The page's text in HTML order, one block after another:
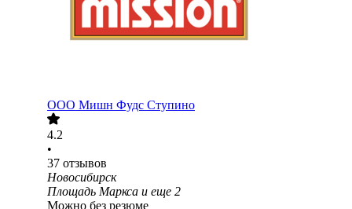
ООО Мишн Фудс Ступино
4.2
•
37 отзывов
Новосибирск
Площадь Маркса и еще 2
Можно без резюме